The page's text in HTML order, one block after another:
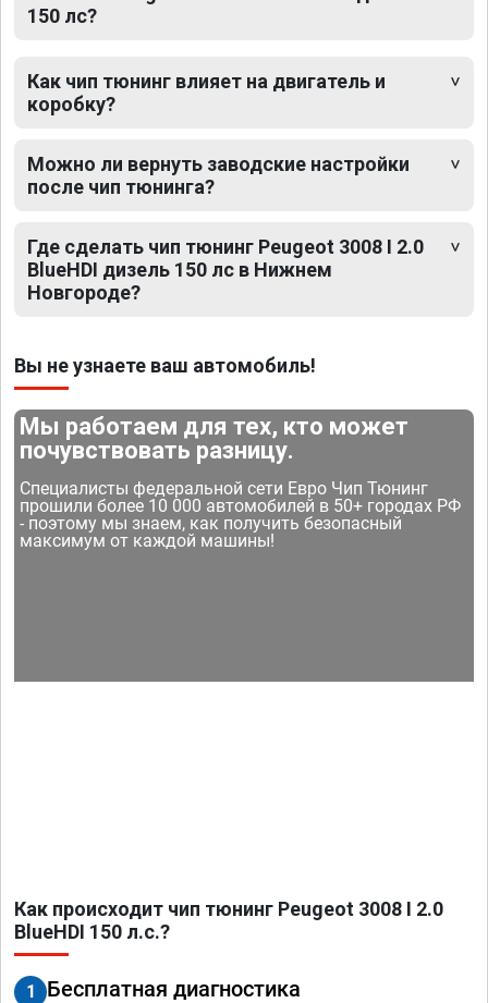
150 лс?
Как чип тюнинг влияет на двигатель и
коробку?
Можно ли вернуть заводские настройки
после чип тюнинга?
Где сделать чип тюнинг Peugeot 3008 I 2.0
BlueHDI дизель 150 лс в Нижнем
Новгороде?
Вы не узнаете ваш автомобиль!
Мы работаем для тех, кто может
почувствовать разницу.
Специалисты федеральной сети Евро Чип Тюнинг
прошили более 10 000 автомобилей в 50+ городах РФ
- поэтому мы знаем, как получить безопасный
максимум от каждой машины!
Как происходит чип тюнинг Peugeot 3008 I 2.0
BlueHDI 150 л.с.?
1 Бесплатная диагностика